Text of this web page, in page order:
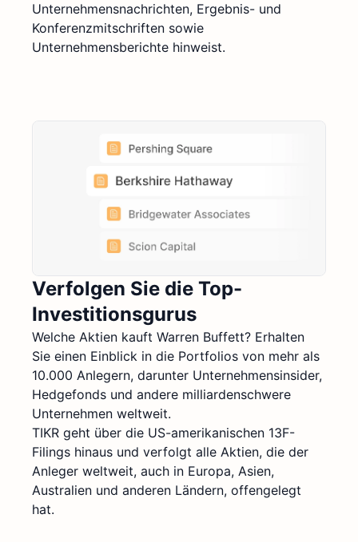
Unternehmensnachrichten, Ergebnis- und
Konferenzmitschriften sowie
Unternehmensberichte hinweist.
Verfolgen Sie die Top-
Investitionsgurus
Welche Aktien kauft Warren Buffett? Erhalten
Sie einen Einblick in die Portfolios von mehr als
10.000 Anlegern, darunter Unternehmensinsider,
Hedgefonds und andere milliardenschwere
Unternehmen weltweit.
TIKR geht über die US-amerikanischen 13F-
Filings hinaus und verfolgt alle Aktien, die der
Anleger weltweit, auch in Europa, Asien,
Australien und anderen Ländern, offengelegt
hat.